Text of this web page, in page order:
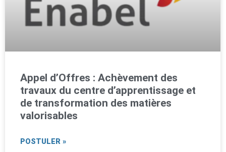
Appel d’Offres : Achèvement des
travaux du centre d’apprentissage et
de transformation des matières
valorisables
POSTULER »